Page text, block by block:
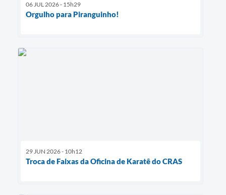
06 JUL 2026 - 15h29
Orgulho para Piranguinho!
29 JUN 2026 - 10h12
Troca de Faixas da Oficina de Karatê do CRAS